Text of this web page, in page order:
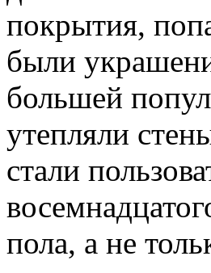
покрытия,
были
большей
утепляли
стали
пола, а не